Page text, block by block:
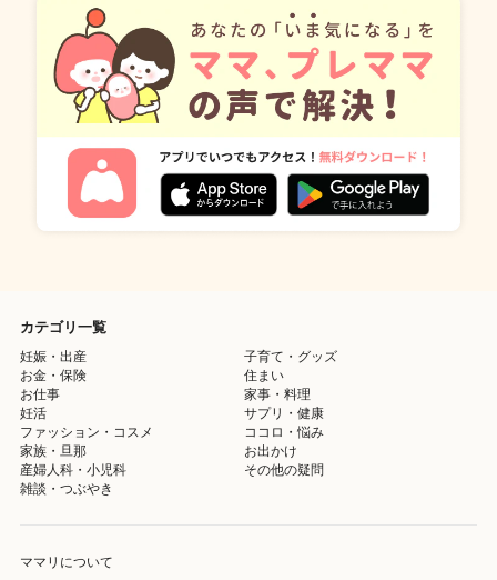
カテゴリ一覧
妊娠・出産
子育て・グッズ
お金・保険
住まい
お仕事
家事・料理
妊活
サプリ・健康
ファッション・コスメ
ココロ・悩み
家族・旦那
お出かけ
産婦人科・小児科
その他の疑問
雑談・つぶやき
ママリについて